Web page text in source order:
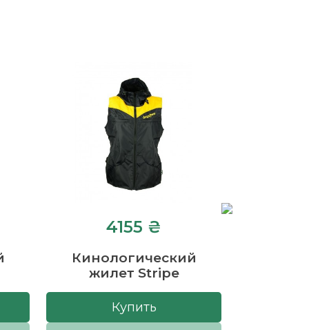
4155 ₴
Кинологический
жилет Stripe
Купить